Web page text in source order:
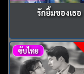
รักยิ้มของเธอ
ซับไทย